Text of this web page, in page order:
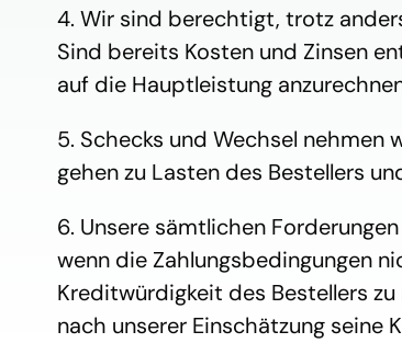
4. Wir sind berechtigt, trotz
Sind bereits Kosten und Zinsen
auf die Hauptleistung
5. Schecks und Wechsel nehmen
gehen zu Lasten des Bestellers
6. Unsere sämtlichen
wenn die Zahlungsbedingungen
Kreditwürdigkeit des Bestellers
nach unserer Einschätzung